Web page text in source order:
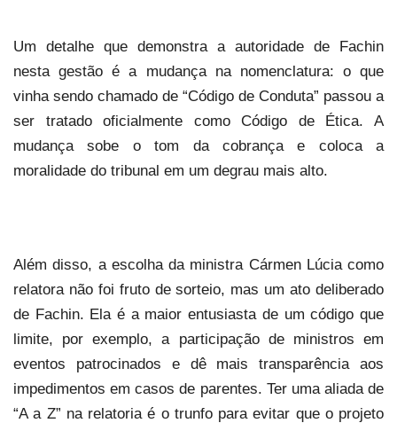
Um detalhe que demonstra a autoridade de Fachin
nesta gestão é a mudança na nomenclatura: o que
vinha sendo chamado de “Código de Conduta” passou a
ser tratado oficialmente como Código de Ética. A
mudança sobe o tom da cobrança e coloca a
moralidade do tribunal em um degrau mais alto.
Além disso, a escolha da ministra CármenLúcia como
relatora não foi fruto de sorteio, mas um ato deliberado
de Fachin. Ela é a maior entusiasta de um código que
limite, por exemplo, a participação de ministros em
eventos patrocinados e dê mais transparência aos
impedimentos em casos de parentes. Ter uma aliada de
“AaZ” na relatoria é o trunfo para evitar que o projeto